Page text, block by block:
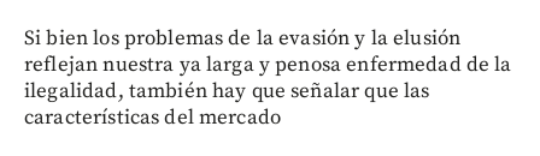
Si bien los problemas de la evasión y la elusión
reflejan nuestra ya larga y penosa enfermedad de la
ilegalidad, también hay que señalar que las
características del mercado